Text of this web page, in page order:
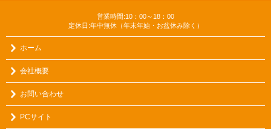
営業時間:10：00～18：00
定休日:年中無休（年末年始・お盆休み除く）
ホーム
会社概要
お問い合わせ
PCサイト